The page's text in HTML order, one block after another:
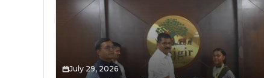
July 29, 2026